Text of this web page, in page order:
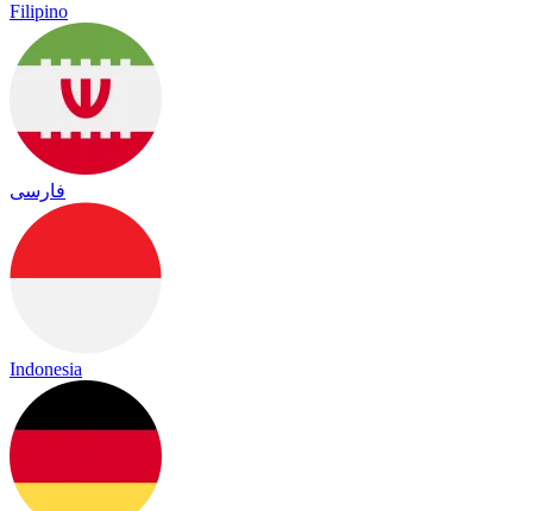
Filipino
فارسی
Indonesia